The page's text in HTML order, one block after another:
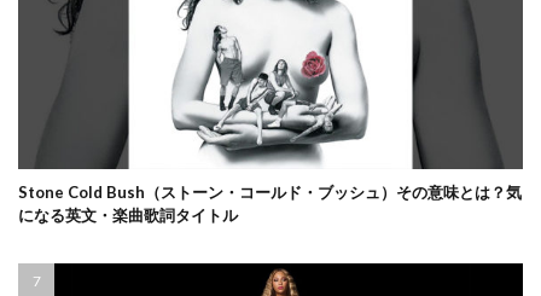
Stone Cold Bush（ストーン・コールド・ブッシュ）その意味とは？気
になる英文・楽曲歌詞タイトル